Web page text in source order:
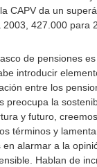
CAPV da un
427.000 para
de pensiones es
introducir
entre los
preocupa la
y futuro,
términos y
alarmar a la
Hablan de